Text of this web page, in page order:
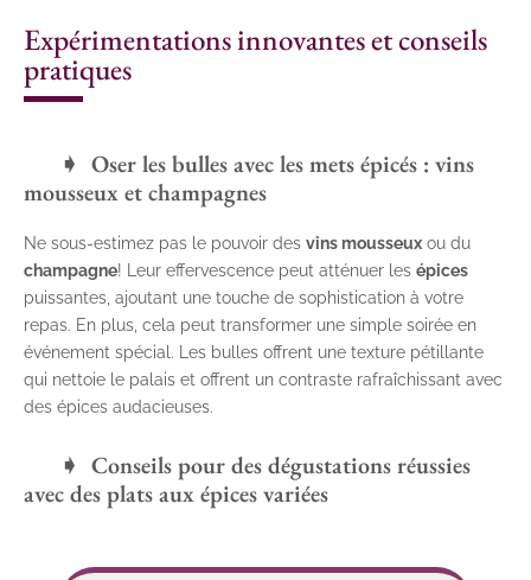
Expérimentations innovantes et conseils
pratiques
Oser les bulles avec les mets épicés : vins
mousseux et champagnes
Ne sous-estimez pas le pouvoir des vins mousseux ou du
champagne! Leur effervescence peut atténuer les épices
puissantes, ajoutant une touche de sophistication à votre
repas. En plus, cela peut transformer une simple soirée en
événement spécial. Les bulles offrent une texture pétillante
qui nettoie le palais et offrent un contraste rafraîchissant avec
des épices audacieuses.
Conseils pour des dégustations réussies
avec des plats aux épices variées